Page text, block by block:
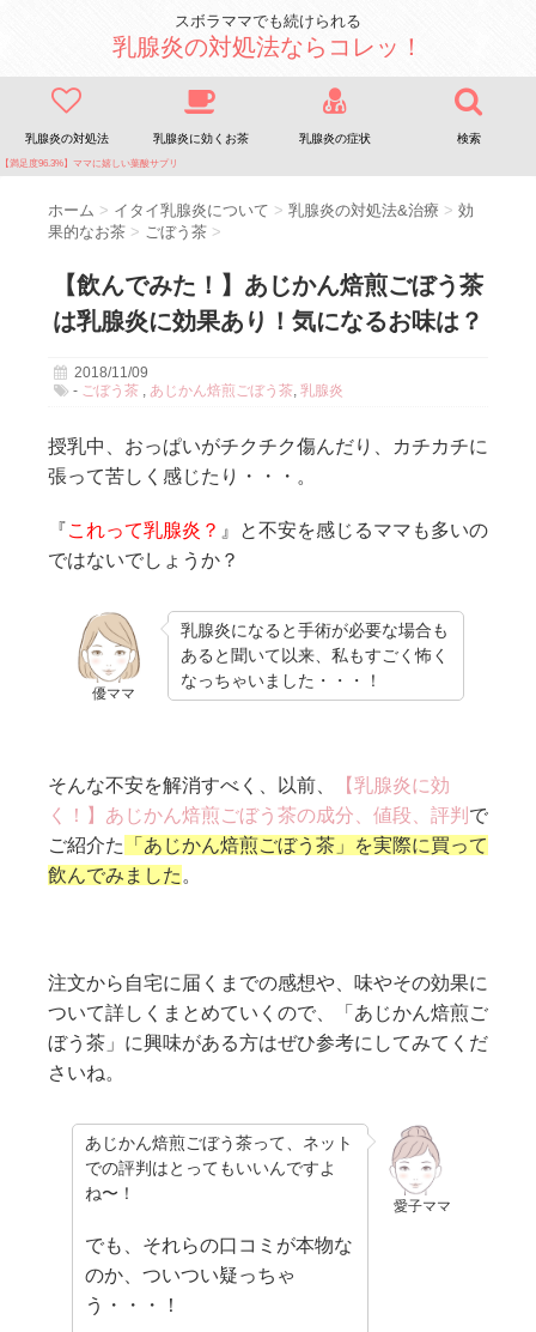
スボラママでも続けられる
乳腺炎の対処法ならコレッ！
乳腺炎の対処法 乳腺炎に効くお茶 乳腺炎の症状 検索
【満足度96.3%】ママに嬉しい葉酸サプリ
ホーム > イタイ乳腺炎について > 乳腺炎の対処法&治療 > 効
果的なお茶 > ごぼう茶 >
【飲んでみた！】あじかん焙煎ごぼう茶
は乳腺炎に効果あり！気になるお味は？
2018/11/09
- ごぼう茶 , あじかん焙煎ごぼう茶, 乳腺炎
授乳中、おっぱいがチクチク傷んだり、カチカチに
張って苦しく感じたり・・・。
『これって乳腺炎？ 』と不安を感じるママも多いの
ではないでしょうか？
優ママ
乳腺炎になると手術が必要な場合も
あると聞いて以来、私もすごく怖く
なっちゃいました・・・！
そんな不安を解消すべく、以前、
【乳腺炎に効
く！】あじかん焙煎ごぼう茶の成分、値段、評判 で
ご紹介た
「あじかん焙煎ごぼう茶」を実際に買って
飲んでみました 。
注文から自宅に届くまでの感想や、味やその効果に
ついて詳しくまとめていくので、「あじかん焙煎ご
ぼう茶」に興味がある方はぜひ参考にしてみてくだ
さいね。
愛子ママ
あじかん焙煎ごぼう茶って、ネット
での評判はとってもいいんですよ
ね〜！
でも、それらの口コミが本物な
のか、ついつい疑っちゃ
う・・・！